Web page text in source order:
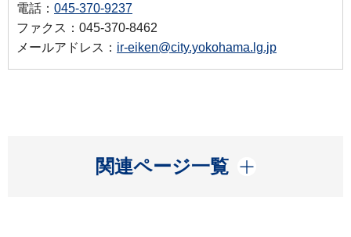
電話： 045-370-9237
ファクス：045-370-8462
メールアドレス： ir-eiken@city.yokohama.lg.jp
関連ページ一覧
開く